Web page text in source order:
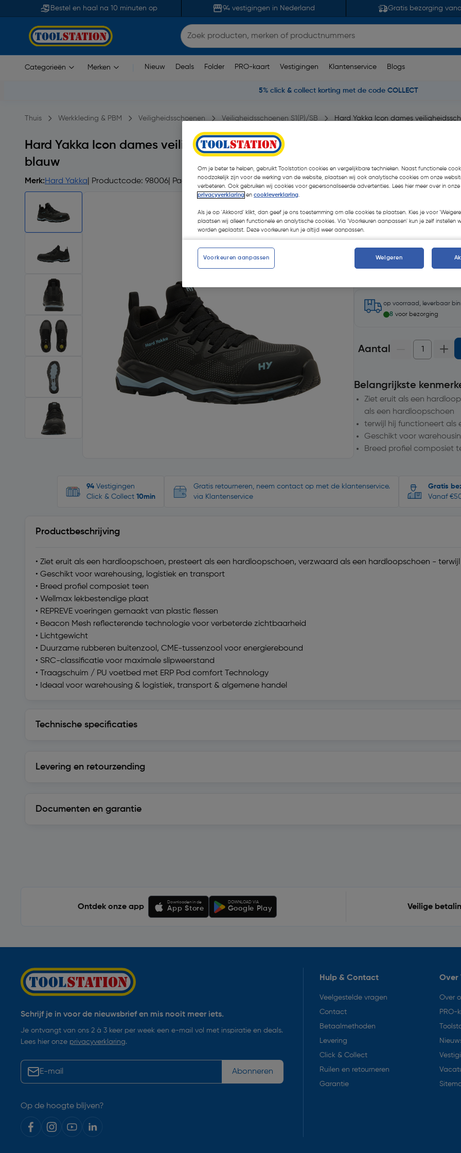
Bestel en haal na 10 minuten op 94 vestigingen in Nederland Gratis bezorging
Categorieën Merken Nieuw Deals Folder PRO-kaart Vestigingen Klantenservice Blogs
5% click & collect korting met de code COLLECT
Thuis Werkkleding & PBM Veiligheidsschoenen Veiligheidsschoenen S1(P)/SB Hard Yakka Icon dames
Hard Yakka Icon dames veiligheidsschoenen S1P 38
blauw
Merk:Hard Yakka | Productcode: 98006 | Paar
Kies productvariant(6)
op voorraad, leverbaar
8 voor bezorging
Aantal
Belangrijkste
Ziet eruit als een
als een hardloopschoen
terwijl hij functioneert als
Geschikt voor
Breed profiel composiet
94 Vestigingen
Click & Collect 10min
Gratis retourneren, neem contact op met de klantenservice.
via Klantenservice
Gratis
Vanaf
Productbeschrijving
• Ziet eruit als een hardloopschoen, presteert als een hardloopschoen, verzwaard als een hardloopschoen -
• Geschikt voor warehousing, logistiek en transport
• Breed profiel composiet teen
• Wellmax lekbestendige plaat
• REPREVE voeringen gemaakt van plastic flessen
• Beacon Mesh reflecterende technologie voor verbeterde zichtbaarheid
• Lichtgewicht
• Duurzame rubberen buitenzool, CME-tussenzool voor energierebound
• SRC-classificatie voor maximale slipweerstand
• Traagschuim / PU voetbed met ERP Pod comfort Technology
• Ideaal voor warehousing & logistiek, transport & algemene handel
Technische specificaties
Levering en retourzending
Documenten en garantie
Ontdek onze app
Downloaden in de
App Store
DOWNLOAD VIA
Google Play Veilige
Schrijf je in voor de nieuwsbrief en mis nooit meer iets.
Je ontvangt van ons 2 à 3 keer per week een e-mail vol met inspiratie en deals.
Lees hier onze privacyverklaring.
Abonneren
Op de hoogte blijven?
Hulp & Contact
Veelgestelde vragen
Contact
Betaalmethoden
Levering
Click & Collect
Ruilen en retourneren
Garantie
Over
Over
PRO-
Om je beter te helpen, gebruikt Toolstation cookies en vergelijkbare technieken. Naast functionele
noodzakelijk zijn voor de werking van de website, plaatsen wij ook analytische cookies om onze
verbeteren. Ook gebruiken wij cookies voor gepersonaliseerde advertenties. Lees hier meer over in onze
privacyverklaring en cookieverklaring.
Als je op 'Akkoord' klikt, dan geef je ons toestemming om alle cookies te plaatsen. Kies je voor
plaatsen wij alleen functionele en analytische cookies. Via 'Voorkeuren aanpassen' kun je zelf instellen
worden geplaatst. Deze voorkeuren kun je altijd weer aanpassen.
Voorkeuren aanpassen Weigeren